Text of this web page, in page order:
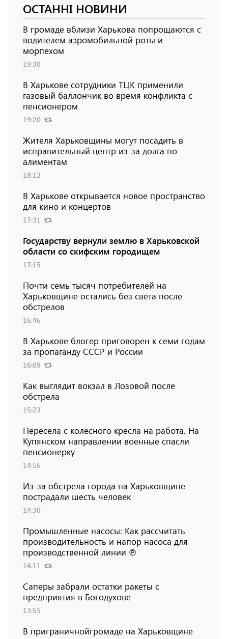
ОСТАННІ НОВИНИ
В громаде вблизи Харькова попрощаются с
водителем аэромобильной роты и
морпехом
19:30
В Харькове сотрудники ТЦК применили
газовый баллончик во время конфликта с
пенсионером
19:20
Жителя Харьковщины могут посадить в
исправительный центр из-за долга по
алиментам
18:12
В Харькове открывается новое пространство
для кино и концертов
17:31
Государству вернули землю в Харьковской
области со скифским городищем
17:15
Почти семь тысяч потребителей на
Харьковщине остались без света после
обстрелов
16:46
В Харькове блогер приговорен к семи годам
за пропаганду СССР и России
16:09
Как выглядит вокзал в Лозовой после
обстрела
15:23
Пересела с колесного кресла на работа. На
Купянском направлении военные спасли
пенсионерку
14:56
Из-за обстрела города на Харьковщине
пострадали шесть человек
14:30
Промышленные насосы: Как рассчитать
производительность и напор насоса для
производственной линии ℗
14:11
Саперы забрали остатки ракеты с
предприятия в Богодухове
13:55
В приграничнойгромаде на Харьковщине